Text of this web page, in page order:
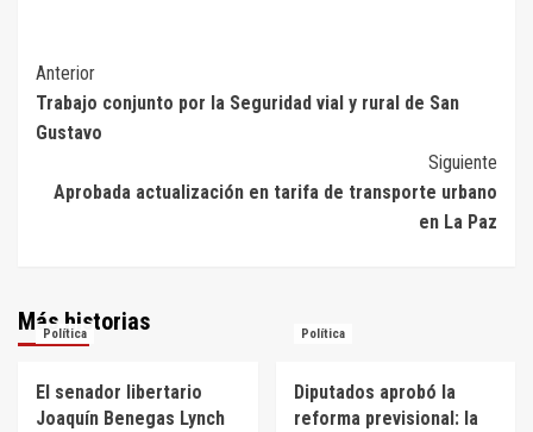
Navegación
de
Anterior
Trabajo conjunto por la Seguridad vial y rural de San
Gustavo
Siguiente
Aprobada actualización en tarifa de transporte urbano
en La Paz
Más historias
Política
El senador libertario
Joaquín Benegas Lynch
Política
Diputados aprobó la
reforma previsional: la